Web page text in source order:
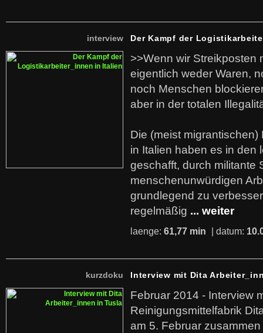
interview Der Kampf der
>>Wenn wir Streikposten
eigentlich weder Waren,
noch Menschen
aber in der totalen
Die (meist
in Italien haben es in den
geschafft, durch militante
menschenunwürdigen
grundlegend zu
regelmäßig ... weiter
laenge: 61,77 min | datum:
kurzdoku Interview mit Dita
Februar 2014 - Interview
Reinigungsmittelfabrik
am 5. Februar